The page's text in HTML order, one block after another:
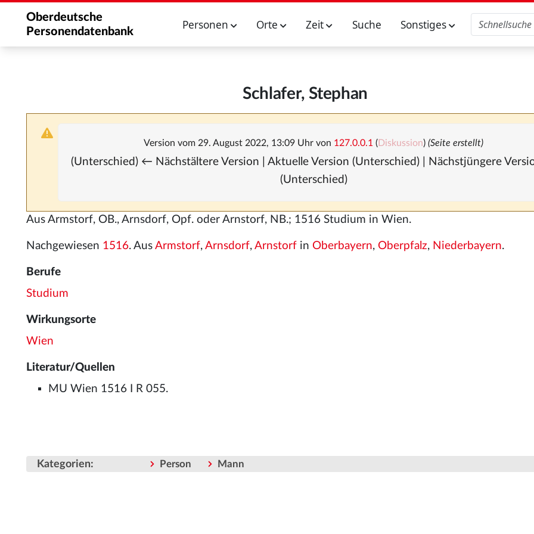
Oberdeutsche
Personendatenbank
Personen Orte Zeit Suche Sonstiges
Schlafer, Stephan
Version vom 29. August 2022, 13:09 Uhr von 127.0.0.1 (Diskussion) (Seite erstellt)
(Unterschied) ← Nächstältere Version | Aktuelle Version (Unterschied) | Nächstjüngere
(Unterschied)
Aus Armstorf, OB., Arnsdorf, Opf. oder Arnstorf, NB.; 1516 Studium in Wien.
Nachgewiesen 1516. Aus Armstorf, Arnsdorf, Arnstorf in Oberbayern, Oberpfalz, Niederbayern.
Berufe
Studium
Wirkungsorte
Wien
Literatur/Quellen
MU Wien 1516 I R 055.
Kategorien: Person Mann